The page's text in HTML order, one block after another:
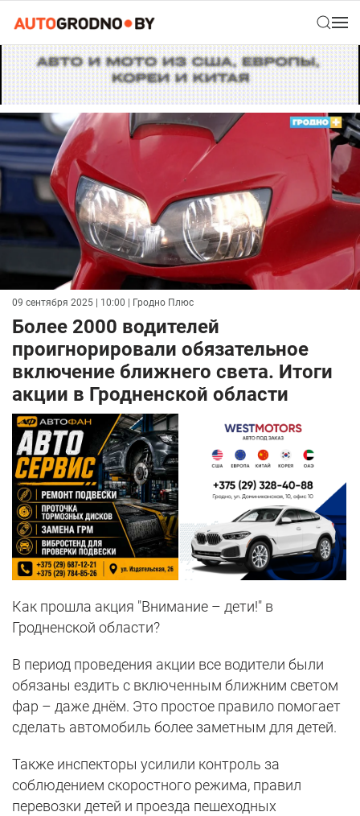
09 сентября 2025 | 10:00 | Гродно Плюс
Более 2000 водителей
проигнорировали обязательное
включение ближнего света. Итоги
акции в Гродненской области
Как прошла акция "Внимание – дети!" в
Гродненской области?
В период проведения акции все водители были
обязаны ездить с включенным ближним светом
фар – даже днём. Это простое правило помогает
сделать автомобиль более заметным для детей.
Также инспекторы усилили контроль за
соблюдением скоростного режима, правил
перевозки детей и проезда пешеходных